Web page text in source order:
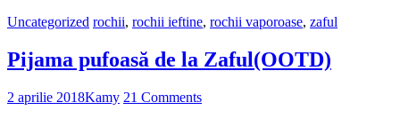
Uncategorized rochii, rochii ieftine, rochii vaporoase, zaful
Pijama pufoasă de la Zaful(OOTD)
2 aprilie 2018Kamy 21 Comments